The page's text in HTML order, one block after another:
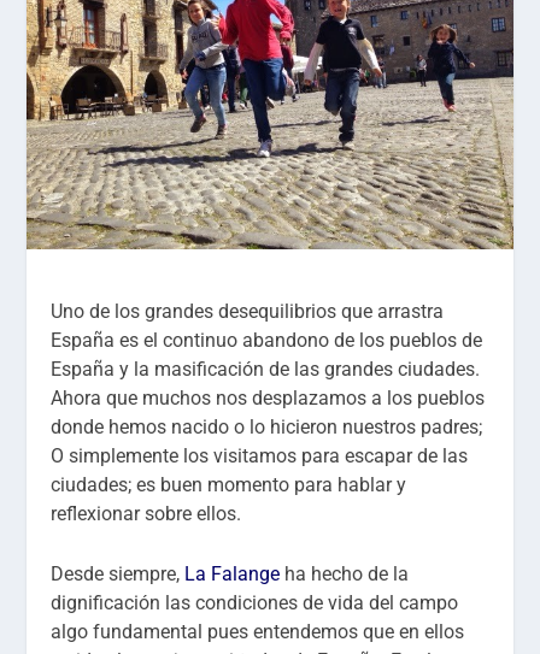
Uno de los grandes desequilibrios que arrastra
España es el continuo abandono de los pueblos de
España y la masificación de las grandes ciudades.
Ahora que muchos nos desplazamos a los pueblos
donde hemos nacido o lo hicieron nuestros padres;
O simplemente los visitamos para escapar de las
ciudades; es buen momento para hablar y
reflexionar sobre ellos.
Desde siempre, La Falange ha hecho de la
dignificación las condiciones de vida del campo
algo fundamental pues entendemos que en ellos